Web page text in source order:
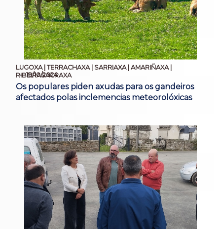
LUGOXA | TERRACHAXA | SARRIAXA | AMARIÑAXA |
RIBEIRASACRAXA
19/10/2024
Os populares piden axudas para os gandeiros
afectados polas inclemencias meteorolóxicas